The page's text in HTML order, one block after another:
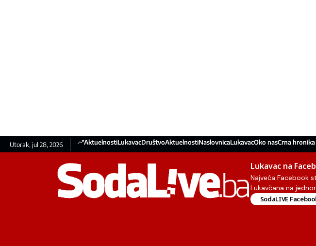
Utorak, jul 28, 2026 AktuelnostiLukavacDruštvoAktuelnostiNaslovnicaLukavacOko nasCrna hronika
Lukavac na
Najveća Facebook
Lukavčana na
SodaLIVE